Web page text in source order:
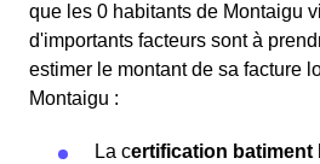
que les 0 habitants de Montaigu
d'importants facteurs sont à
estimer le montant de sa facture
Montaigu :
La certification batiment